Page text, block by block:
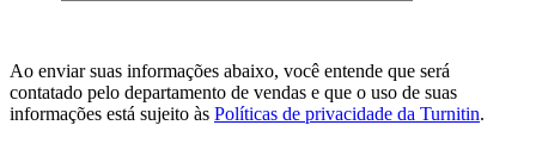
Ao enviar suas informações abaixo, você entende que será
contatado pelo departamento de vendas e que o uso de suas
informações está sujeito às Políticas de privacidade da Turnitin.